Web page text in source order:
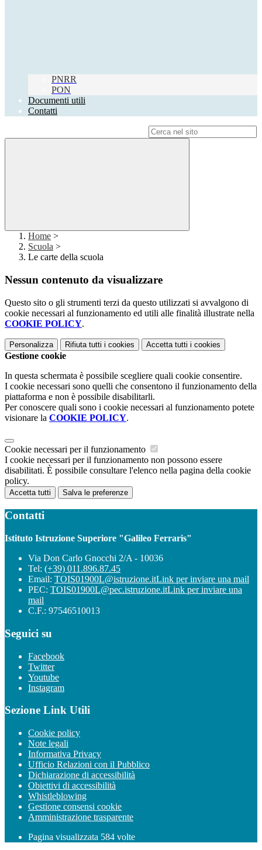
PNRR
PON
Documenti utili
Contatti
Home >
Scuola >
Le carte della scuola
Nessun contenuto da visualizzare
Questo sito o gli strumenti terzi da questo utilizzati si avvalgono di
cookie necessari al funzionamento ed utili alle finalità illustrate nella
COOKIE POLICY.
Personalizza Rifiuta tutti i cookies Accetta tutti i cookies
Gestione cookie
In questa schermata è possibile scegliere quali cookie consentire.
I cookie necessari sono quelli che consentono il funzionamento della
piattaforma e non è possibile disabilitarli.
Per conoscere quali sono i cookie necessari al funzionamento potete
visionare la COOKIE POLICY.
Cookie necessari per il funzionamento
I cookie necessari per il funzionamento non possono essere
disabilitati. È possibile consultare l'elenco nella pagina della cookie
policy.
Accetta tutti Salva le preferenze
Contatti
Istituto Istruzione Superiore "Galileo Ferraris"
Via Don Carlo Gnocchi 2/A - 10036
Tel: (+39) 011.896.87.45
Email: TOIS01900L@istruzione.itLink per inviare una mail
PEC: TOIS01900L@pec.istruzione.itLink per inviare una
mail
C.F.: 97546510013
Seguici su
Facebook
Twitter
Youtube
Instagram
Sezione Link Utili
Cookie policy
Note legali
Informativa Privacy
Ufficio Relazioni con il Pubblico
Dichiarazione di accessibilità
Obiettivi di accessibilità
Whistleblowing
Gestione consensi cookie
Amministrazione trasparente
Pagina visualizzata 584 volte